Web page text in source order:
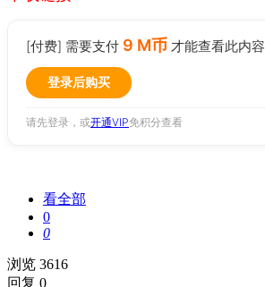
[付费] 需要支付 9 M币 才能查看此内容
登录后购买
请先登录，或开通VIP免积分查看
看全部
0
0
浏览 3616
回复 0